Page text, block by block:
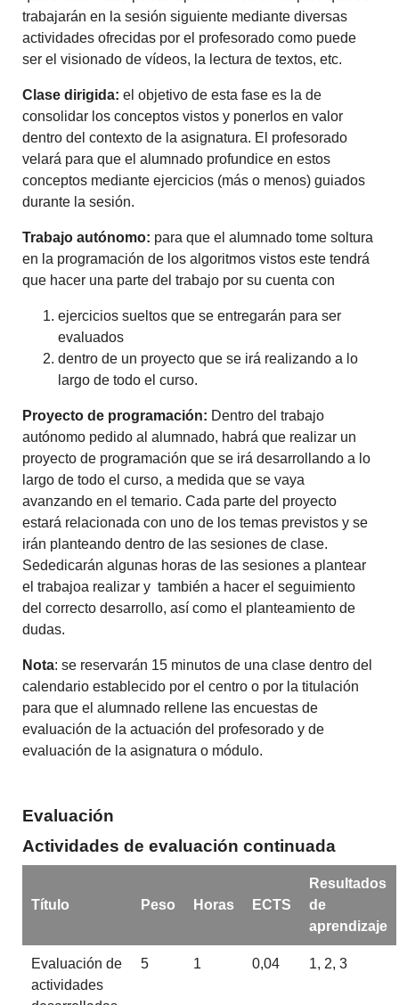
trabajarán en la sesión siguiente mediante diversas
actividades ofrecidas por el profesorado como puede
ser el visionado de vídeos, la lectura de textos, etc.
Clase dirigida: el objetivo de esta fase es la de
consolidar los conceptos vistos y ponerlos en valor
dentro del contexto de la asignatura. El profesorado
velará para que el alumnado profundice en estos
conceptos mediante ejercicios (más o menos) guiados
durante la sesión.
Trabajo autónomo: para que el alumnado tome soltura
en la programación de los algoritmos vistos este tendrá
que hacer una parte del trabajo por su cuenta con
ejercicios sueltos que se entregarán para ser
evaluados
dentro de un proyecto que se irá realizando a lo
largo de todo el curso.
Proyecto de programación: Dentro del trabajo
autónomo pedido al alumnado, habrá que realizar un
proyecto de programación que se irá desarrollando a lo
largo de todo el curso, a medida que se vaya
avanzando en el temario. Cada parte del proyecto
estará relacionada con uno de los temas previstos y se
irán planteando dentro de las sesiones de clase.
Sededicarán algunas horas de las sesiones a plantear
el trabajoa realizar y también a hacer el seguimiento
del correcto desarrollo, así como el planteamiento de
dudas.
Nota: se reservarán 15 minutos de una clase dentro del
calendario establecido por el centro o por la titulación
para que el alumnado rellene las encuestas de
evaluación de la actuación del profesorado y de
evaluación de la asignatura o módulo.
Evaluación
Actividades de evaluación continuada
Título Peso Horas ECTS
Resultados
de
aprendizaje
Evaluación de
actividades
5 1 0,04 1, 2, 3